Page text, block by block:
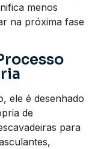
menos
na próxima fase
ele é desenhado
de
para